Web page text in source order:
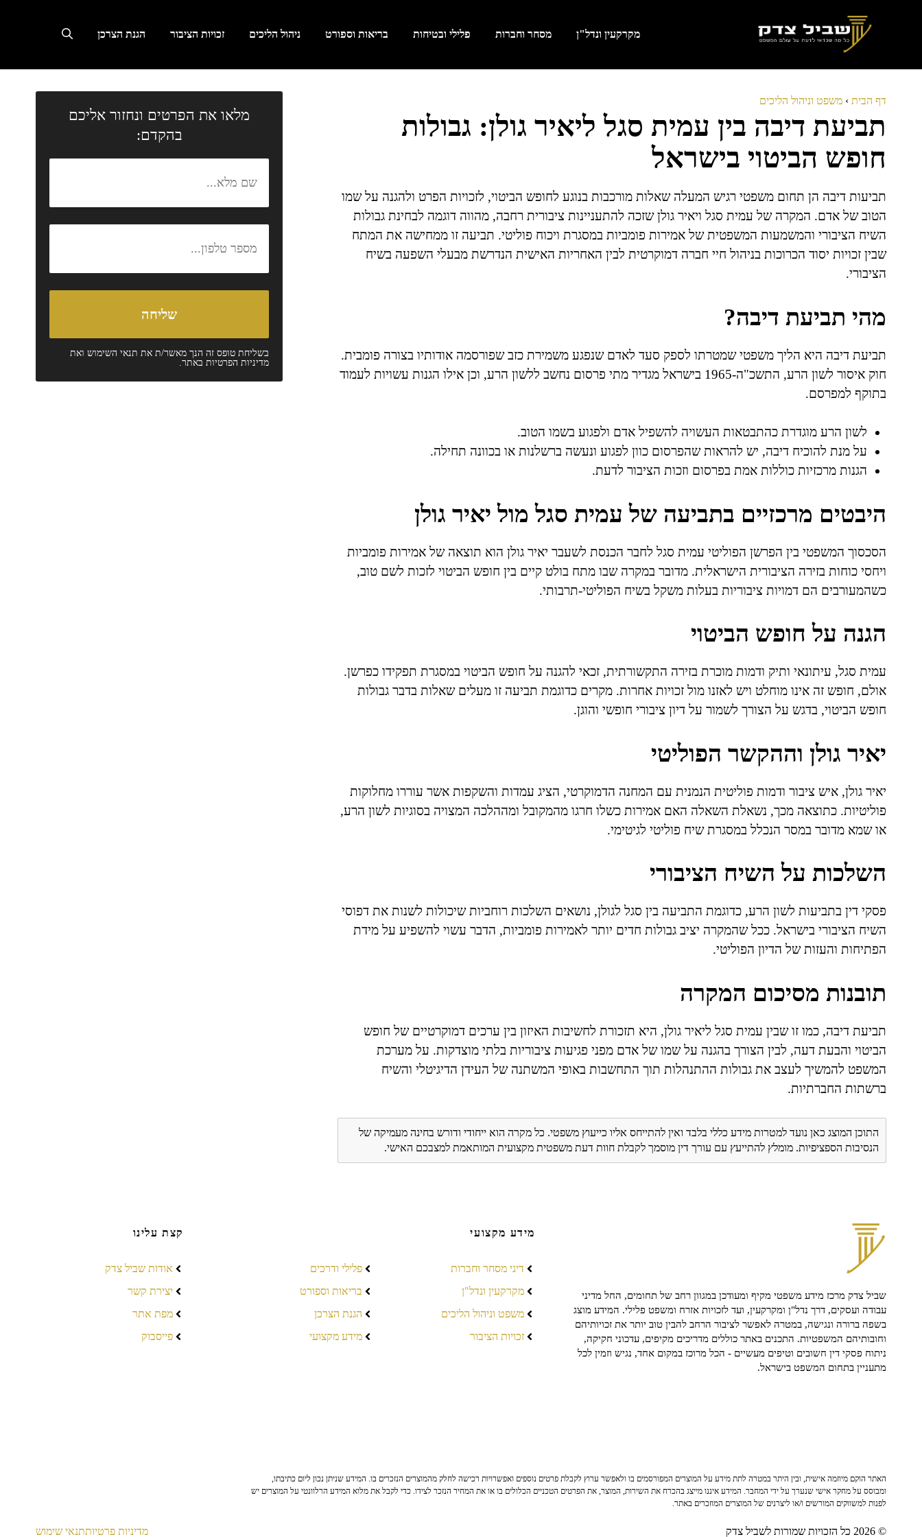
מקרקעין ונדל"ן מסחר וחברות פלילי ובטיחות בריאות וספורט ניהול הליכים זכויות הציבור הגנת הצרכן
דף הבית › משפט וניהול הליכים
תביעת דיבה בין עמית סגל ליאיר גולן: גבולות
חופש הביטוי בישראל
תביעות דיבה הן תחום משפטי רגיש המעלה שאלות מורכבות בנוגע לחופש הביטוי, לזכויות הפרט ולהגנה על שמו
הטוב של אדם. המקרה של עמית סגל ויאיר גולן שזכה להתעניינות ציבורית רחבה, מהווה דוגמה לבחינת גבולות
השיח הציבורי והמשמעות המשפטית של אמירות פומביות במסגרת ויכוח פוליטי. תביעה זו ממחישה את המתח
שבין זכויות יסוד הכרוכות בניהול חיי חברה דמוקרטית לבין האחריות האישית הנדרשת מבעלי השפעה בשיח
הציבורי.
מהי תביעת דיבה?
תביעת דיבה היא הליך משפטי שמטרתו לספק סעד לאדם שנפגע משמירת כזב שפורסמה אודותיו בצורה פומבית.
חוק איסור לשון הרע, התשכ"ה-1965 בישראל מגדיר מתי פרסום נחשב ללשון הרע, וכן אילו הגנות עשויות לעמוד
בתוקף למפרסם.
לשון הרע מוגדרת כהתבטאות העשויה להשפיל אדם ולפגוע בשמו הטוב.
על מנת להוכיח דיבה, יש להראות שהפרסום כוון לפגוע ונעשה ברשלנות או בכוונה תחילה.
הגנות מרכזיות כוללות אמת בפרסום וזכות הציבור לדעת.
היבטים מרכזיים בתביעה של עמית סגל מול יאיר גולן
הסכסוך המשפטי בין הפרשן הפוליטי עמית סגל לחבר הכנסת לשעבר יאיר גולן הוא תוצאה של אמירות פומביות
ויחסי כוחות בזירה הציבורית הישראלית. מדובר במקרה שבו מתח בולט קיים בין חופש הביטוי לזכות לשם טוב,
כשהמעורבים הם דמויות ציבוריות בעלות משקל בשיח הפוליטי-תרבותי.
הגנה על חופש הביטוי
עמית סגל, עיתונאי ותיק ודמות מוכרת בזירה התקשורתית, זכאי להגנה על חופש הביטוי במסגרת תפקידו כפרשן.
אולם, חופש זה אינו מוחלט ויש לאזנו מול זכויות אחרות. מקרים כדוגמת תביעה זו מעלים שאלות בדבר גבולות
חופש הביטוי, בדגש על הצורך לשמור על דיון ציבורי חופשי והוגן.
יאיר גולן וההקשר הפוליטי
יאיר גולן, איש ציבור ודמות פוליטית הנמנית עם המחנה הדמוקרטי, הציג עמדות והשקפות אשר עוררו מחלוקות
פוליטיות. כתוצאה מכך, נשאלת השאלה האם אמירות כשלו חרגו מהמקובל ומההלכה המצויה בסוגיות לשון הרע,
או שמא מדובר במסר הנכלל במסגרת שיח פוליטי לגיטימי.
השלכות על השיח הציבורי
פסקי דין בתביעות לשון הרע, כדוגמת התביעה בין סגל לגולן, נושאים השלכות רוחביות שיכולות לשנות את דפוסי
השיח הציבורי בישראל. ככל שהמקרה יציב גבולות חדים יותר לאמירות פומביות, הדבר עשוי להשפיע על מידת
הפתיחות והעזות של הדיון הפוליטי.
תובנות מסיכום המקרה
תביעת דיבה, כמו זו שבין עמית סגל ליאיר גולן, היא תזכורת לחשיבות האיזון בין ערכים דמוקרטיים של חופש
הביטוי והבעת דעה, לבין הצורך בהגנה על שמו של אדם מפני פגיעות ציבוריות בלתי מוצדקות. על מערכת
המשפט להמשיך לעצב את גבולות ההתנהלות תוך התחשבות באופי המשתנה של העידן הדיגיטלי והשיח
ברשתות החברתיות.
התוכן המוצג כאן נועד למטרות מידע כללי בלבד ואין להתייחס אליו כייעוץ משפטי. כל מקרה הוא ייחודי ודורש בחינה מעמיקה של
הנסיבות הספציפיות. מומלץ להתייעץ עם עורך דין מוסמך לקבלת חוות דעת משפטית מקצועית המותאמת למצבכם האישי.
מלאו את הפרטים ונחזור אליכם
בהקדם:
בשליחת טופס זה הנך מאשר/ת את תנאי השימושואת
מדיניות הפרטיותבאתר.
שביל צדק מרכז מידע משפטי מקיף ומעודכן במגוון רחב של תחומים, החל מדיני
עבודה ועסקים, דרך נדל"ן ומקרקעין, ועד לזכויות אזרח ומשפט פלילי. המידע מוצג
בשפה ברורה ונגישה, במטרה לאפשר לציבור הרחב להבין טוב יותר את זכויותיהם
וחובותיהם המשפטיות. התכנים באתר כוללים מדריכים מקיפים, עדכוני חקיקה,
ניתוח פסקי דין חשובים וטיפים מעשיים - הכל מרוכז במקום אחד, נגיש וזמין לכל
מתעניין בתחום המשפט בישראל.
מידע מקצועי
דיני מסחר וחברות
מקרקעין ונדל"ן
משפט וניהול הליכים
זכויות הציבור
פלילי ודרכים
בריאות וספורט
הגנת הצרכן
מידע מקצועי
קצת עלינו
אודות שביל צדק
יצירת קשר
מפת אתר
פייסבוק
האתר הוקם מיוזמה אישית, ובין היתר במטרה לתת מידע על המוצרים המפורסמים בו ולאפשר ערוץ לקבלת פרטים נוספים ואפשרויות רכישה לחלק מהמוצרים הנזכרים בו. המידע שניתן נכון ליום כתיבתו,
ומבוסס על מחקר אישי שנערך על ידי המחבר. המידע איננו מייצג בהכרח את השירות, המוצר, את הפרטים הטכניים הכלולים בו או את המחיר הנזכר לצידו. כדי לקבל את מלוא המידע הרלוונטי על המוצרים יש
לפנות למשווקים המורשים ו/או ליצרנים של המוצרים המוזכרים באתר.
© 2026 כל הזכויות שמורות לשביל צדק מדיניות פרטיותתנאי שימוש